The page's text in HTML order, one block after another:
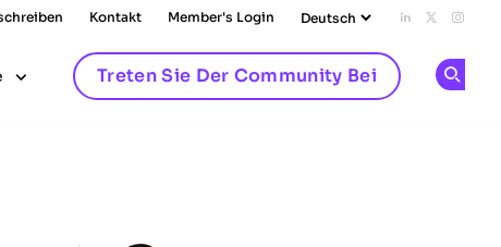
Kontakt Member's Login Add us on
Follow
Treten Sie Der Community Bei